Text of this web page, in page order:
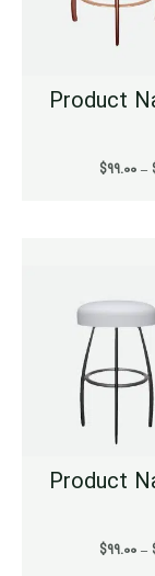
Product
–
$99.00
Product
–
$99.00
تا
$99.00